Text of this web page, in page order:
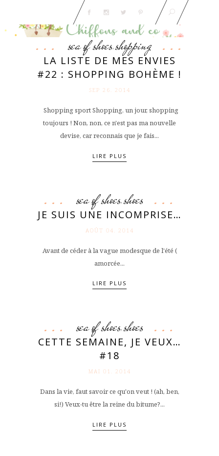
sea of shoes,shopping
LA LISTE DE MES ENVIES
#22 : SHOPPING BOHÈME !
SEP 26. 2014
Shopping sport Shopping, un jour, shopping
toujours ! Non, non, ce n'est pas ma nouvelle
devise, car reconnais que je fais...
LIRE PLUS
sea of shoes,shoes
JE SUIS UNE INCOMPRISE…
AOÛT 04. 2014
Avant de céder à la vague modesque de l'été (
amorcée...
LIRE PLUS
sea of shoes,shoes
CETTE SEMAINE, JE VEUX…
#18
MAI 01. 2014
Dans la vie, faut savoir ce qu'on veut ! (ah, ben,
si!) Veux-tu être la reine du bitume?...
LIRE PLUS